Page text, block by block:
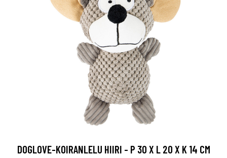
DOGLOVE-KOIRANLELU HIIRI - P 30 X L 20 X K 14 CM